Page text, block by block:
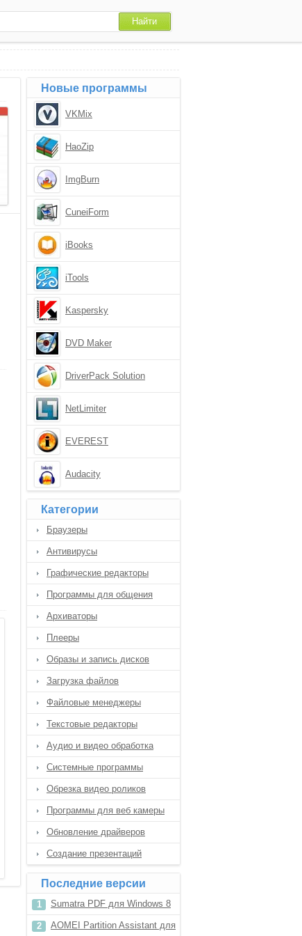
Новые программы
VKMix
HaoZip
ImgBurn
CuneiForm
iBooks
iTools
Kaspersky
DVD Maker
DriverPack Solution
NetLimiter
EVEREST
Audacity
Категории
Браузеры
Антивирусы
Графические редакторы
Программы для общения
Архиваторы
Плееры
Образы и запись дисков
Загрузка файлов
Файловые менеджеры
Текстовые редакторы
Аудио и видео обработка
Системные программы
Обрезка видео роликов
Программы для веб камеры
Обновление драйверов
Создание презентаций
Последние версии
Sumatra PDF для Windows 8
AOMEI Partition Assistant для